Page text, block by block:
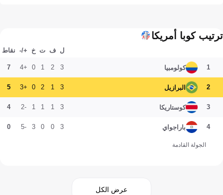
ترتيب كوبا أمريكا
ل ف ت خ +/- نقاط
1 كولومبيا 3
2
1
0
+4
7
2 البرازيل 3
1
2
0
+3
5
3 كوستاريكا 3
1
1
1
-2
4
4 باراجواي 3
0
0
3
-5
0
الجولة القادمة
عرض الكل